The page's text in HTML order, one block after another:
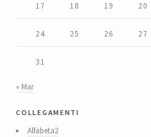
17 18 19 20
24 25 26 27
31
« Mar
collegamenti
Alfabeta2